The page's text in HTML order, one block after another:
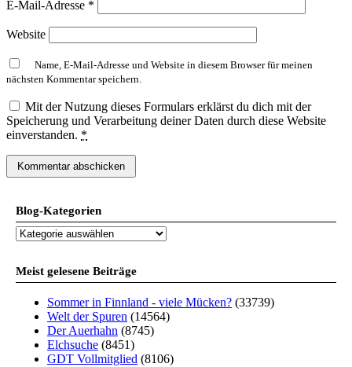
E-Mail-Adresse *
Website
Name, E-Mail-Adresse und Website in diesem Browser für meinen
nächsten Kommentar speichern.
Mit der Nutzung dieses Formulars erklärst du dich mit der
Speicherung und Verarbeitung deiner Daten durch diese Website
einverstanden. *
Blog-Kategorien
Blog-
Meist gelesene Beiträge
Sommer in Finnland - viele Mücken? (33739)
Welt der Spuren (14564)
Der Auerhahn (8745)
Elchsuche (8451)
GDT Vollmitglied (8106)